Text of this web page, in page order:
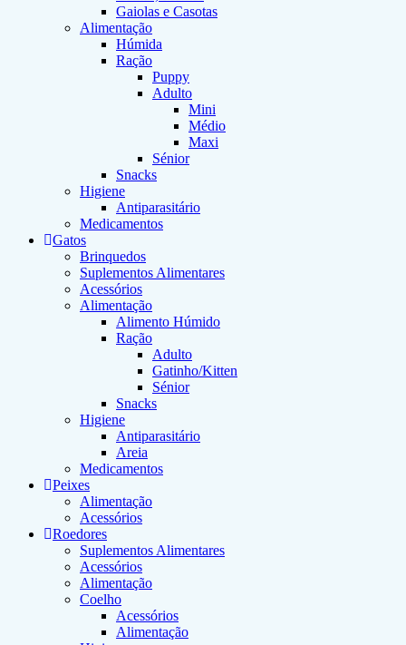
Gaiolas e Casotas
Alimentação
Húmida
Ração
Puppy
Adulto
Mini
Médio
Maxi
Sénior
Snacks
Higiene
Antiparasitário
Medicamentos
Gatos
Brinquedos
Suplementos Alimentares
Acessórios
Alimentação
Alimento Húmido
Ração
Adulto
Gatinho/Kitten
Sénior
Snacks
Higiene
Antiparasitário
Areia
Medicamentos
Peixes
Alimentação
Acessórios
Roedores
Suplementos Alimentares
Acessórios
Alimentação
Coelho
Acessórios
Alimentação